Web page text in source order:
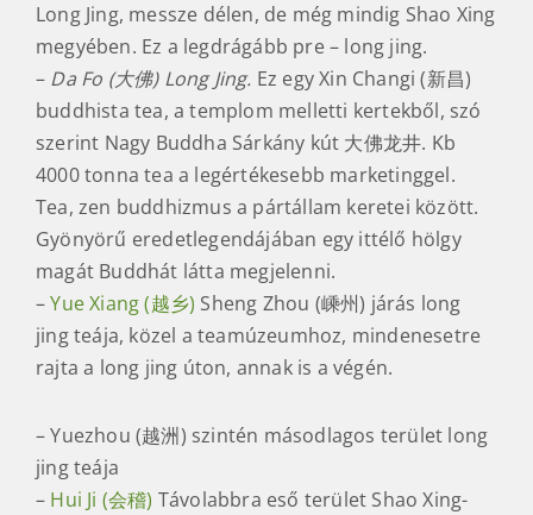
Long Jing, messze délen, de még mindig Shao Xing
megyében. Ez a legdrágább pre – long jing.
– Da Fo (大佛) Long Jing. Ez egy Xin Changi (新昌)
buddhista tea, a templom melletti kertekből, szó
szerint Nagy Buddha Sárkány kút 大佛龙井. Kb
4000 tonna tea a legértékesebb marketinggel.
Tea, zen buddhizmus a pártállam keretei között.
Gyönyörű eredetlegendájában egy ittélő hölgy
magát Buddhát látta megjelenni.
–Yue Xiang (越乡) Sheng Zhou (嵊州) járás long
jing teája, közel a teamúzeumhoz, mindenesetre
rajta a long jing úton, annak is a végén.
– Yuezhou (越洲) szintén másodlagos terület long
jing teája
– Hui Ji (会稽) Távolabbra eső terület Shao Xing-